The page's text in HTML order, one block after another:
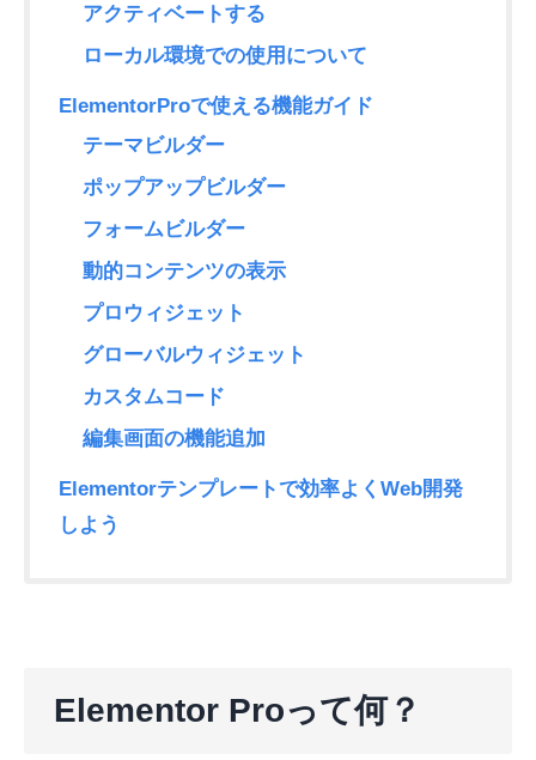
アクティベートする
ローカル環境での使用について
ElementorProで使える機能ガイド
テーマビルダー
ポップアップビルダー
フォームビルダー
動的コンテンツの表示
プロウィジェット
グローバルウィジェット
カスタムコード
編集画面の機能追加
Elementorテンプレートで効率よくWeb開発
しよう
Elementor Proって何？